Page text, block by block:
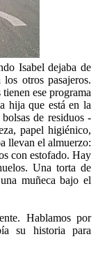
Isabel dejaba de
otros pasajeros.
ese programa
hija que está en la
de residuos -
papel higiénico,
llevan el almuerzo:
con estofado. Hay
Una torta de
muñeca bajo el
Hablamos por
su historia para